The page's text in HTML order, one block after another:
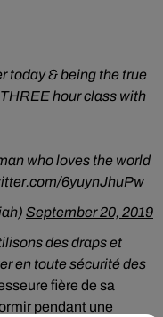
today & being the true
hour class with
who loves the world
6yuynJhuPw
September 20, 2019
des draps et
en toute sécurité des
fière de sa
pendant une